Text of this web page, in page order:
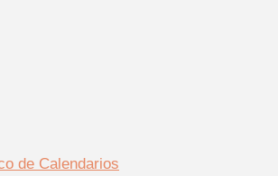
de Calendarios